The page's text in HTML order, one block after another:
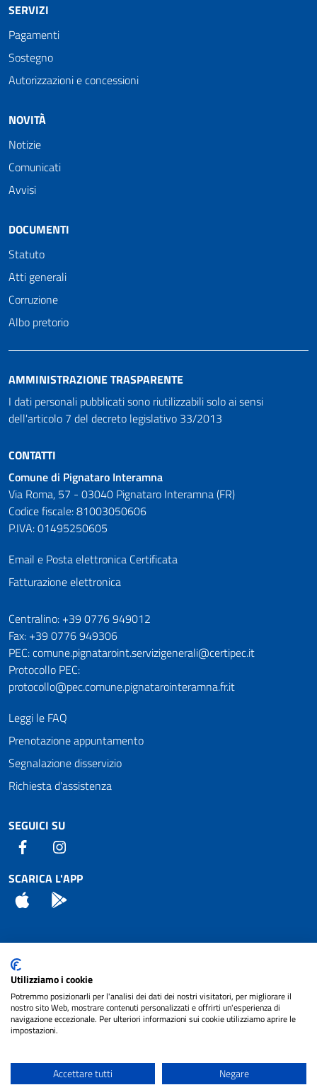
SERVIZI
Pagamenti
Sostegno
Autorizzazioni e concessioni
NOVITÀ
Notizie
Comunicati
Avvisi
DOCUMENTI
Statuto
Atti generali
Corruzione
Albo pretorio
AMMINISTRAZIONE TRASPARENTE
I dati personali pubblicati sono riutilizzabili solo ai sensi
dell'articolo 7 del decreto legislativo 33/2013
CONTATTI
Comune di Pignataro Interamna
Via Roma, 57 - 03040 Pignataro Interamna (FR)
Codice fiscale: 81003050606
P.IVA: 01495250605
Email e Posta elettronica Certificata
Fatturazione elettronica
Numeri utili
Centralino: +39 0776 949012
Fax: +39 0776 949306
PEC: comune.pignataroint.servizigenerali@certipec.it
Protocollo PEC:
protocollo@pec.comune.pignatarointeramna.fr.it
Leggi le FAQ
Prenotazione appuntamento
Segnalazione disservizio
Richiesta d'assistenza
SEGUICI SU
Facebook
SCARICA L'APP
App Store
Attuazione Misure PNRR
Piano di miglioramento del sito
Note legali
cura diNET SMART
Utilizziamo i cookie
Potremmo posizionarli per l'analisi dei dati dei nostri visitatori, per migliorare il
nostro sito Web, mostrare contenuti personalizzati e offrirti un'esperienza di
navigazione eccezionale. Per ulteriori informazioni sui cookie utilizziamo aprire le
impostazioni.
Accettare tutti Negare